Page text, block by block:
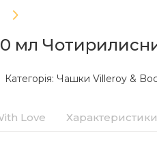
мл
Категорія: Чашки Villeroy &
Love Характеристики